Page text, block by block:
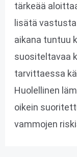
tärkeää
lisätä
aikana tuntuu
suositeltavaa
tarvittaessa
Huolellinen
oikein
vammojen